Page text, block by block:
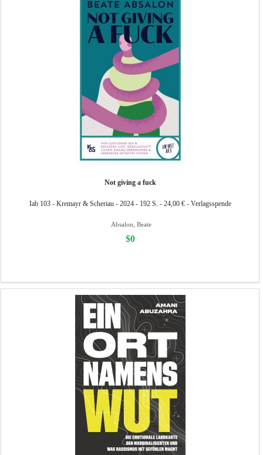
Not giving a fuck
Iab 103 - Kremayr & Scheriau - 2024 - 192 S. - 24,00 € - Verlagsspende
Absalon, Beate
$0